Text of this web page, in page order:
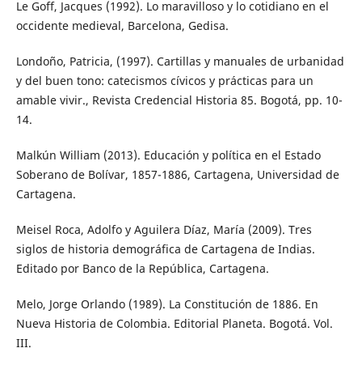
Le Goff, Jacques (1992). Lo maravilloso y lo cotidiano en el
occidente medieval, Barcelona, Gedisa.
Londoño, Patricia, (1997). Cartillas y manuales de urbanidad
y del buen tono: catecismos cívicos y prácticas para un
amable vivir., Revista Credencial Historia 85. Bogotá, pp. 10-
14.
Malkún William (2013). Educación y política en el Estado
Soberano de Bolívar, 1857-1886, Cartagena, Universidad de
Cartagena.
Meisel Roca, Adolfo y Aguilera Díaz, María (2009). Tres
siglos de historia demográfica de Cartagena de Indias.
Editado por Banco de la República, Cartagena.
Melo, Jorge Orlando (1989). La Constitución de 1886. En
Nueva Historia de Colombia. Editorial Planeta. Bogotá. Vol.
III.